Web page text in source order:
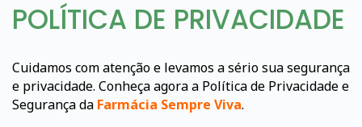
Campeões de VendaAcelerar MetabolismoAumentar
Anti-HistamínicoAumentar ConcentraçãoAumentar Energia
Andropausa HomensCasais TentantesDisfunção Erétil
POLÍTICA DE PRIVACIDADE
Cuidamos com atenção e levamos a sério sua segurança
e privacidade. Conheça agora a Política de Privacidade e
Segurança da Farmácia Sempre Viva.